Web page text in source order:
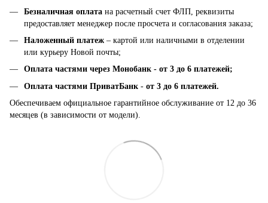
Безналичная оплата на расчетный счет ФЛП, реквизиты
предоставляет менеджер после просчета и согласования заказа;
Наложенный платеж – картой или наличными в отделении
или курьеру Новой почты;
Оплата частями через Монобанк - от 3 до 6 платежей;
Оплата частями ПриватБанк - от 3 до 6 платежей.
Обеспечиваем официальное гарантийное обслуживание от 12 до 36
месяцев (в зависимости от модели).